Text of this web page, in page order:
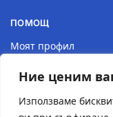
Ние ценим
Използваме
ПОМОЩ
Моят профил
Връщане на продукт
Политика за